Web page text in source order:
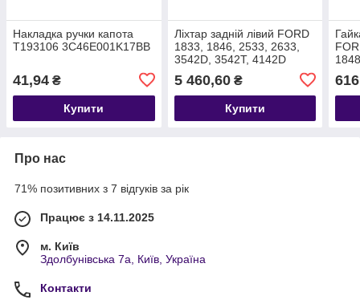
Накладка ручки капота
T193106 3C46E001K17BB
41,94 ₴
Купити
Ліхтар задній лівий FORD
1833, 1846, 2533, 2633,
3542D, 3542T, 4142D
5 460,60₴
Купити
Про нас
71% позитивних з 7 відгуків за рік
Працює з 14.11.2025
м. Київ
Здолбунівська 7а, Київ, Україна
Контакти